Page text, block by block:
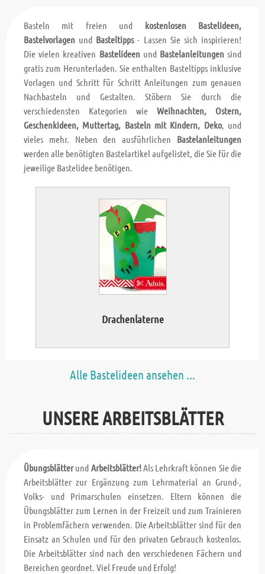
Basteln mit freien und kostenlosen Bastelideen,
Bastelvorlagen und Basteltipps- Lassen Sie sich inspirieren!
Die vielen kreativen Bastelideenund Bastelanleitungensind
gratis zum Herunterladen. Sie enthalten Basteltipps inklusive
Vorlagen und Schritt für Schritt Anleitungen zum genauen
Nachbasteln und Gestalten. Stöbern Sie durch die
verschiedensten Kategorien wie Weihnachten, Ostern,
Geschenkideen, Muttertag, Basteln mit Kindern, Deko, und
vieles mehr. Neben den ausführlichen Bastelanleitungen
werden alle benötigten Bastelartikel aufgelistet, die Sie für die
jeweilige Bastelidee benötigen.
Drachenlaterne
Alle Bastelideen ansehen ...
UNSERE ARBEITSBLÄTTER
Übungsblätterund Arbeitsblätter!Als Lehrkraft können Sie die
Arbeitsblätter zur Ergänzung zum Lehrmaterial an Grund-,
Volks- und Primarschulen einsetzen. Eltern können die
Übungsblätter zum Lernen in der Freizeit und zum Trainieren
in Problemfächern verwenden. Die Arbeitsblätter sind für den
Einsatz an Schulen und für den privaten Gebrauch kostenlos.
Die Arbeitsblätter sind nach den verschiedenen Fächern und
Bereichen geordnet. Viel Freude und Erfolg!